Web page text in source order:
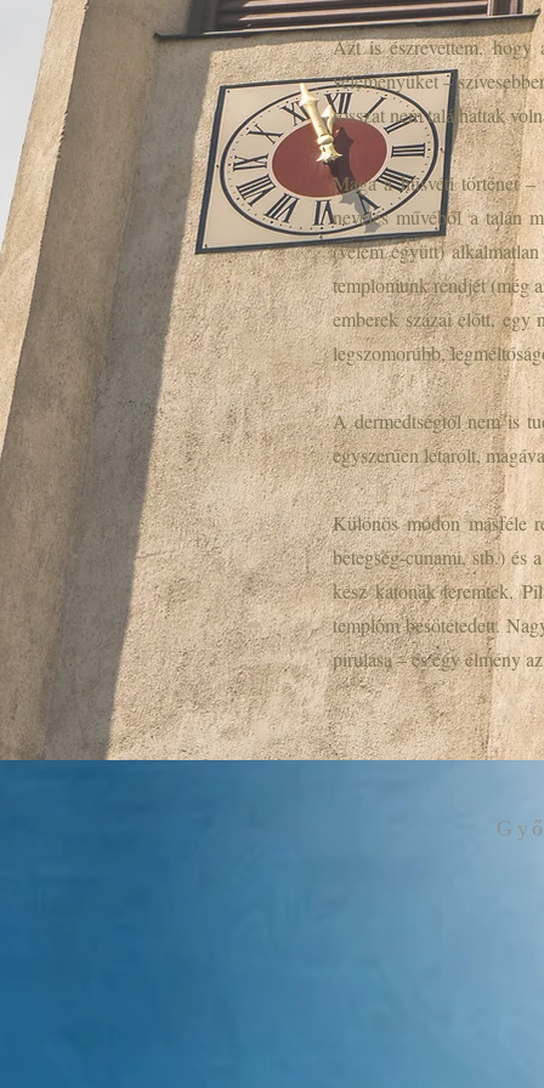
Azt is észrevettem, hogy
véleményüket –
rosszat nem találhattak
Maga a húsvéti történet –
nevelés művéből a talán
(velem együtt)
templomunk rendjét (még
emberek százai előtt, egy
legszomorúbb,
A dermedtségtől nem is
egyszerűen letarolt,
Különös módon másféle
betegség-cunami, stb.) és
kész katonák teremtek,
templom besötétedett.
pirulása – és egy élmény